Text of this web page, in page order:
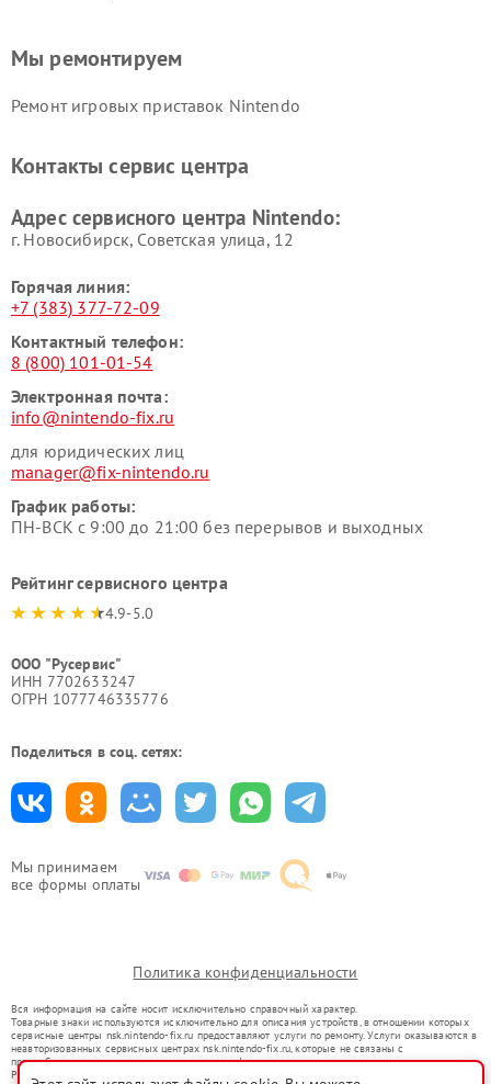
Мы принимаем
все формы оплаты
Мы ремонтируем
Ремонт игровых приставок Nintendo
Контакты сервис центра
Адрес сервисного центра Nintendo:
г. Новосибирск, Советская улица, 12
Горячая линия:
+7 (383) 377-72-09
Контактный телефон:
8 (800) 101-01-54
Электронная почта:
info@nintendo-fix.ru
для юридических лиц
manager@fix-nintendo.ru
График работы:
ПН-ВСК с 9:00 до 21:00 без перерывов и выходных
Рейтинг сервисного центра
4.9-5.0
ООО "Русервис"
ИНН 7702633247
ОГРН 1077746335776
Поделиться в соц. сетях:
Политика конфиденциальности
Вся информация на сайте носит исключительно справочный характер.
Товарные знаки используются исключительно для описания устройств, в отношении которых
сервисные центры nsk.nintendo-fix.ru предоставляют услуги по ремонту. Услуги оказываются в
неавторизованных сервисных центрах nsk.nintendo-fix.ru, которые не связаны с
правообладателями товарных знаков или их официальными представителями.
Ремонт осуществляется для устройств, уже введенных в гражданский оборот в соответствии